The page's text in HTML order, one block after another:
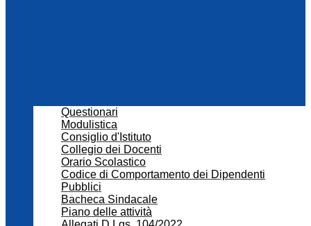
Questionari
Modulistica
Consiglio d'Istituto
Collegio dei Docenti
Orario Scolastico
Codice di Comportamento dei Dipendenti
Pubblici
Bacheca Sindacale
Piano delle attività